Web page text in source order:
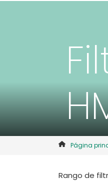
Página
Rango de